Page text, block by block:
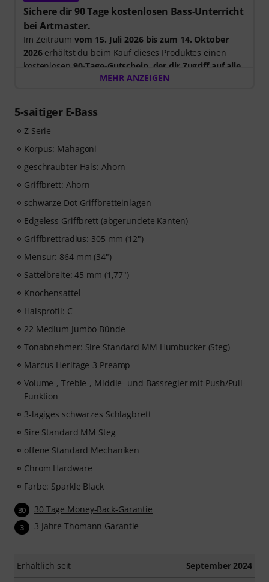
Sichere dir 90 Tage kostenlosen Bass-Unterricht
bei Artmaster.
Im Zeitraum vom 15. Juli 2026 bis zum 14. Oktober
2026erhältst du beim Kauf dieses Produktes einen
kostenlosen 90-Tage-Gutschein, der dir Zugriff auf alle
Artmaster-Kurse bietet– einschließlich des Bass-
dein Timing, deine Technik und deine musikalische
Kreativität zu stärken. ArtMaster.com – deine Online-
Plattform für Bass-Ausbildung und modernes
Musizieren. Bitte beachte, dass die Kurse nur in
ArtMaster.com – lerne direkt von dem renommierten
Bass-Dozenten Marek Bero, der für seinen
Meisterklasse und seine praktischen Übungen bekannt
ist, die jedem Bassisten weiterhelfen — vom Anfänger
bis zum Fortgeschrittenen. Entdecke strukturierte
musikalische Konzepte, die dein Bassspiel auf das
nächste Level heben werden.
den Aktivierungscode per E-Mail. Das Abonnement
endet nach Ablauf automatisch.
MEHR ANZEIGEN
5-saitiger E-Bass
Z Serie
Korpus: Mahagoni
geschraubter Hals: Ahorn
Griffbrett: Ahorn
schwarze Dot Griffbretteinlagen
Edgeless Griffbrett (abgerundete Kanten)
Griffbrettradius: 305 mm (12")
Mensur: 864 mm (34")
Sattelbreite: 45 mm (1,77")
Knochensattel
Halsprofil: C
22 Medium Jumbo Bünde
Tonabnehmer: Sire Standard MM Humbucker (Steg)
Marcus Heritage-3 Preamp
Volume-, Treble-, Middle- und Bassregler mit Push/Pull-
Funktion
3-lagiges schwarzes Schlagbrett
Sire Standard MM Steg
offene Standard Mechaniken
Chrom Hardware
Farbe: Sparkle Black
30 30 Tage Money-Back-Garantie
3 3 Jahre Thomann Garantie
Erhältlich seit September 2024